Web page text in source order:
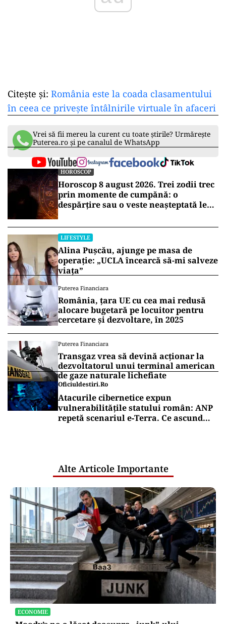
Citește și: România este la coada clasamentului
în ceea ce privește întâlnirile virtuale în afaceri
Vrei să fii mereu la curent cu toate știrile? Urmărește
Puterea.ro și pe canalul de WhatsApp
HOROSCOP
Horoscop 8 august 2026. Trei zodii trec
prin momente de cumpănă: o
despărțire sau o veste neașteptată le
LIFESTYLE
Alina Pușcău, ajunge pe masa de
operație: „UCLA încearcă să-mi salveze
viața”
Puterea Financiara
România, țara UE cu cea mai redusă
alocare bugetară pe locuitor pentru
cercetare și dezvoltare, în 2025
Puterea Financiara
Transgaz vrea să devină acționar la
dezvoltatorul unui terminal american
de gaze naturale lichefiate
Oficiuldestiri.ro
Atacurile cibernetice expun
vulnerabilitățile statului român: ANP
repetă scenariul e‑Terra. Ce ascund
Alte Articole Importante
ECONOMIE